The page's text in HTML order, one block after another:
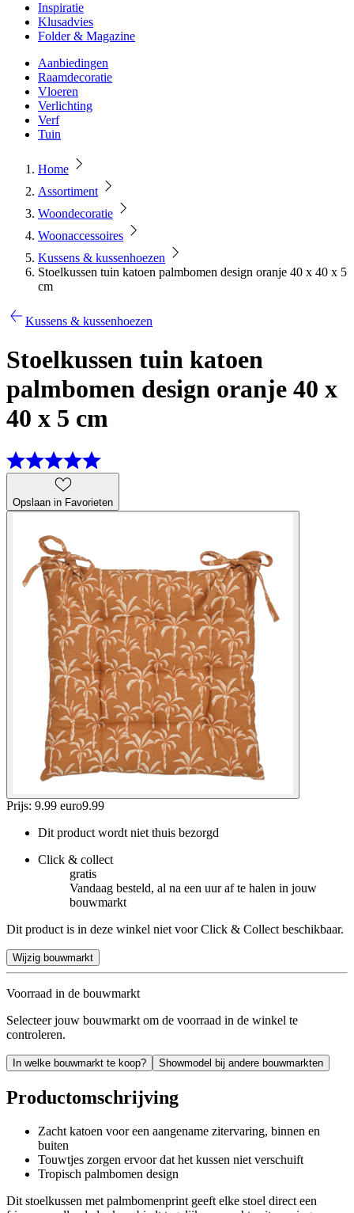
Inspiratie
Klusadvies
Folder & Magazine
Aanbiedingen
Raamdecoratie
Vloeren
Verlichting
Verf
Tuin
Home
Assortiment
Woondecoratie
Woonaccessoires
Kussens & kussenhoezen
Stoelkussen tuin katoen palmbomen design oranje 40 x 40 x 5
cm
Kussens & kussenhoezen
Stoelkussen tuin katoen
palmbomen design oranje 40 x
40 x 5 cm
Opslaan in Favorieten
Prijs: 9.99 euro9.99
Dit product wordt niet thuis bezorgd
Click & collect
gratis
Vandaag besteld, al na een uur af te halen in jouw
bouwmarkt
Dit product is in deze winkel niet voor Click & Collect beschikbaar.
Wijzig bouwmarkt
Voorraad in de bouwmarkt
Selecteer jouw bouwmarkt om de voorraad in de winkel te
controleren.
In welke bouwmarkt te koop? Showmodel bij andere bouwmarkten
Productomschrijving
Zacht katoen voor een aangename zitervaring, binnen en
buiten
Touwtjes zorgen ervoor dat het kussen niet verschuift
Tropisch palmbomen design
Dit stoelkussen met palmbomenprint geeft elke stoel direct een